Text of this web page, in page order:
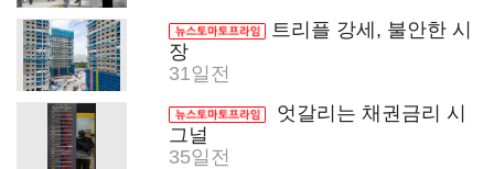
트리플 강세, 불안한 시
장
31일전
엇갈리는 채권금리 시
그널
35일전